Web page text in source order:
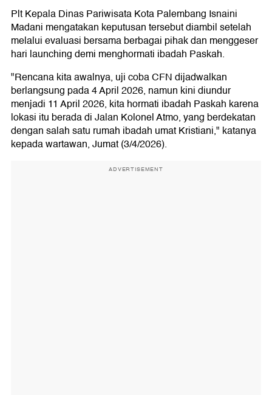
Plt Kepala Dinas Pariwisata Kota Palembang Isnaini
Madani mengatakan keputusan tersebut diambil setelah
melalui evaluasi bersama berbagai pihak dan menggeser
hari launching demi menghormati ibadah Paskah.
"Rencana kita awalnya, uji coba CFN dijadwalkan
berlangsung pada 4 April 2026, namun kini diundur
menjadi 11 April 2026, kita hormati ibadah Paskah karena
lokasi itu berada di Jalan Kolonel Atmo, yang berdekatan
dengan salah satu rumah ibadah umat Kristiani," katanya
kepada wartawan, Jumat (3/4/2026).
ADVERTISEMENT